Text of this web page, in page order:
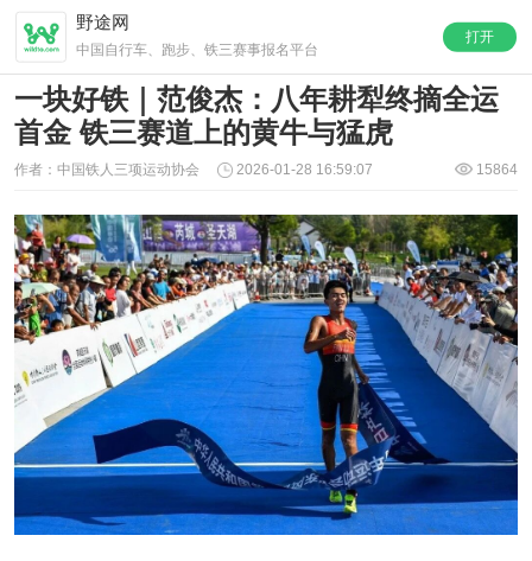
打开
野途网
中国自行车、跑步、铁三赛事报名平台
一块好铁｜范俊杰：八年耕犁终摘全运
首金 铁三赛道上的黄牛与猛虎
作者：中国铁人三项运动协会 2026-01-28 16:59:07 15864